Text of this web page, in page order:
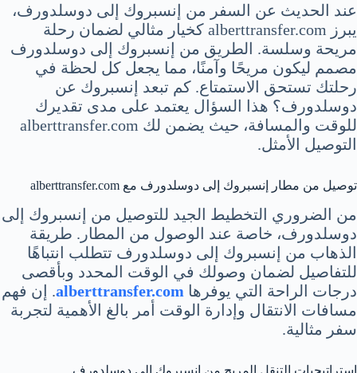
عند الحديث عن السفر من إنسبروك إلى دوسلدورف،
يبرز alberttransfer.com كخيار مثالي لضمان رحلة
مريحة وسلسة. الطريق من إنسبروك إلى دوسلدورف
مصمم ليكون مريحًا وآمنًا، مما يجعل كل لحظة في
رحلتك تستحق الاستمتاع. كم تبعد إنسبروك عن
دوسلدورف؟ هذا السؤال يعتمد على مدى تقديرك
للوقت والمسافة، حيث يضمن لك alberttransfer.com
التوصيل الأمثل.
توصيل من مطار إنسبروك إلى دوسلدورف مع alberttransfer.com
من الضروري التخطيط الجيد للتوصيل من إنسبروك إلى
دوسلدورف، خاصة عند الوصول من المطار. طريقة
الذهاب من إنسبروك إلى دوسلدورف تتطلب انتباهًا
للتفاصيل لضمان وصولك في الوقت المحدد وبأقصى
درجات الراحة التي يوفرها alberttransfer.com. إن فهم
مسافات الانتقال وإدارة الوقت أمر بالغ الأهمية لتجربة
سفر مثالية.
استراتيجيات التنقل المريح من إنسبروك إلى دوسلدورف